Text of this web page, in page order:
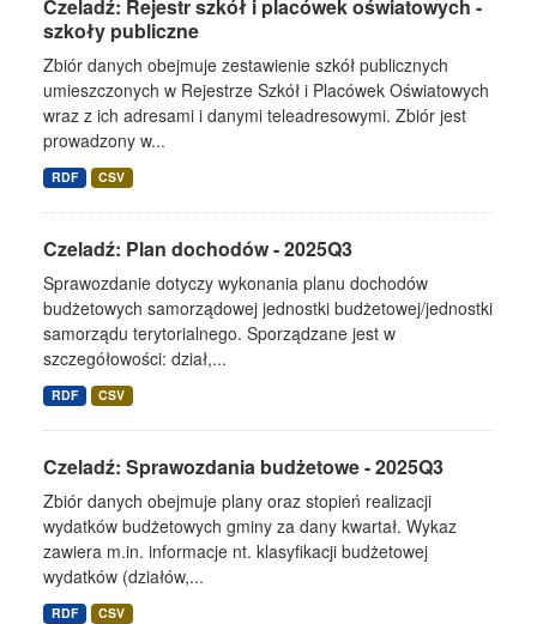
Czeladź: Rejestr szkół i placówek oświatowych -
szkoły publiczne
Zbiór danych obejmuje zestawienie szkół publicznych
umieszczonych w Rejestrze Szkół i Placówek Oświatowych
wraz z ich adresami i danymi teleadresowymi. Zbiór jest
prowadzony w...
RDF CSV
Czeladź: Plan dochodów - 2025Q3
Sprawozdanie dotyczy wykonania planu dochodów
budżetowych samorządowej jednostki budżetowej/jednostki
samorządu terytorialnego. Sporządzane jest w
szczegółowości: dział,...
RDF CSV
Czeladź: Sprawozdania budżetowe - 2025Q3
Zbiór danych obejmuje plany oraz stopień realizacji
wydatków budżetowych gminy za dany kwartał. Wykaz
zawiera m.in. informacje nt. klasyfikacji budżetowej
wydatków (działów,...
RDF CSV